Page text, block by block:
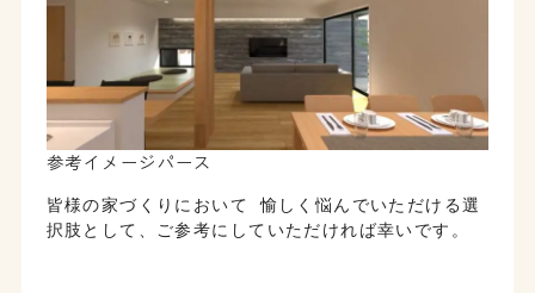
参考イメージパース
皆様の家づくりにおいて 愉しく悩んでいただける選
択肢として、ご参考にしていただければ幸いです。